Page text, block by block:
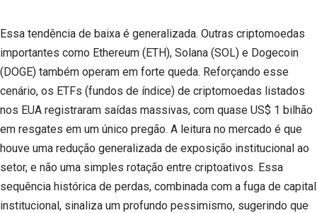
Essa tendência de baixa é generalizada. Outras criptomoedas
importantes como Ethereum (ETH), Solana (SOL) e Dogecoin
(DOGE) também operam em forte queda. Reforçando esse
cenário, os ETFs (fundos de índice) de criptomoedas listados
nos EUA registraram saídas massivas, com quase US$ 1 bilhão
em resgates em um único pregão. A leitura no mercado é que
houve uma redução generalizada de exposição institucional ao
setor, e não uma simples rotação entre criptoativos. Essa
sequência histórica de perdas, combinada com a fuga de capital
institucional, sinaliza um profundo pessimismo, sugerindo que